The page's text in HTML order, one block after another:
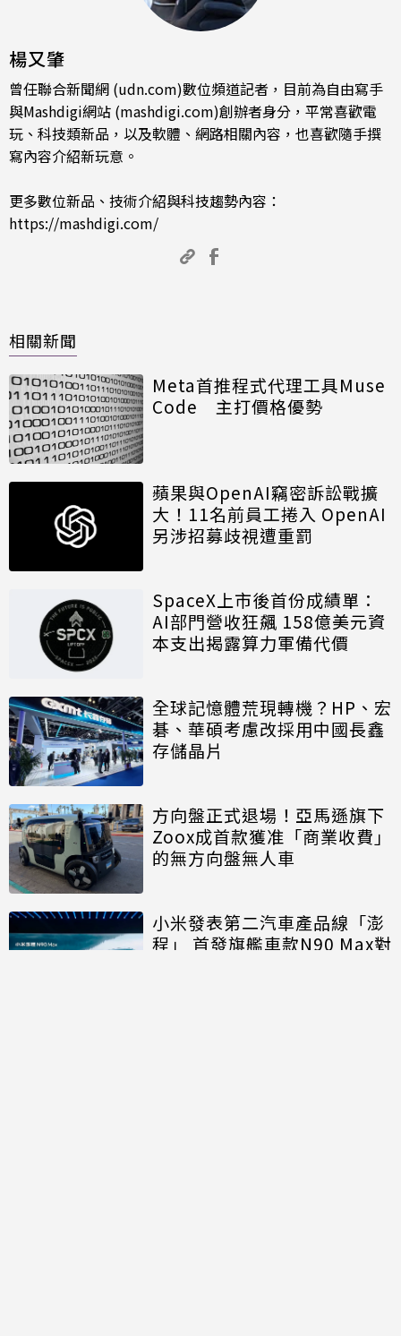
楊又肇
曾任聯合新聞網 (udn.com)數位頻道記者，目前為自由寫手
與Mashdigi網站 (mashdigi.com)創辦者身分，平常喜歡電
玩、科技類新品，以及軟體、網路相關內容，也喜歡隨手撰
寫內容介紹新玩意。
更多數位新品、技術介紹與科技趨勢內容：
https://mashdigi.com/
相關新聞
Meta首推程式代理工具Muse
Code 主打價格優勢
蘋果與OpenAI竊密訴訟戰擴
大！11名前員工捲入 OpenAI
另涉招募歧視遭重罰
SpaceX上市後首份成績單：
AI部門營收狂飆 158億美元資
本支出揭露算力軍備代價
全球記憶體荒現轉機？HP、宏
碁、華碩考慮改採用中國長鑫
存儲晶片
方向盤正式退場！亞馬遜旗下
Zoox成首款獲准「商業收費」
的無方向盤無人車
小米發表第二汽車產品線「澎
程」 首發旗艦車款N90 Max對